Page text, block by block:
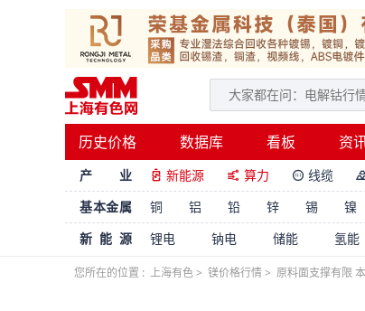
历史价格 数据库 看板 资
产 业  新能源  算力  线缆
基本金属
铜 铝 铅 锌 锡 镍
新能源
锂电 钠电 储能 氢能
您所在的位置 : 上海有色> 镁价格行情> 原料面支撑有限